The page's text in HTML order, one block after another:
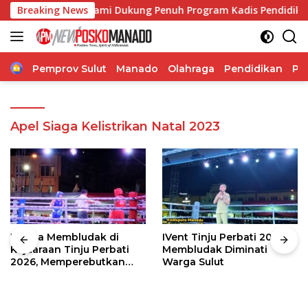
Langsung
ke
konten
Breaking News
Ticoalu: Kami Dukung Penuh Program Kadis Pendidikan,
Home
Pemprov Sulut Manado Olahraga Pendidikan
Apel Siaga Kelistrikan Natal 2023
Warga Membludak di
Kejuaraan Tinju Perbati
2026, Memperebutkan
IVent Tinju Perbati 2026
Membludak Diminati
Warga Sulut